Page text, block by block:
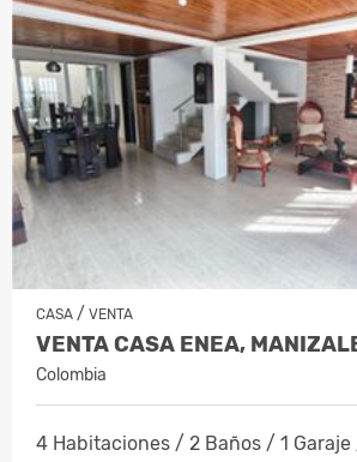
CASA / VENTA
Colombia
4 Habitaciones / 2 Baños / 1 Garaje